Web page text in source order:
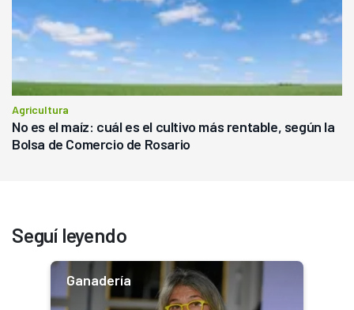
Agricultura
No es el maíz: cuál es el cultivo más rentable, según la
Bolsa de Comercio de Rosario
Seguí leyendo
Ganadería